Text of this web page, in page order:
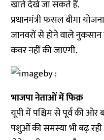
खाते देखे जा सकते हैं.
प्रधानमंत्री फसल बीमा
जानवरों से होने वाले
कवर नहीं की जाएगी.
भाजपा नेताओं में फिक्र
यूपी में पश्चिम से पूर्व की
पशुओं की समस्या भी बढ़